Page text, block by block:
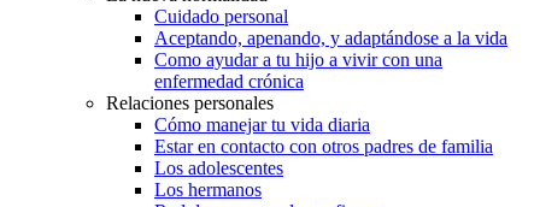
Cuidado personal
Aceptando, apenando, y adaptándose a la vida
Como ayudar a tu hijo a vivir con una
enfermedad crónica
Relaciones personales
Cómo manejar tu vida diaria
Estar en contacto con otros padres de familia
Los adolescentes
Los hermanos